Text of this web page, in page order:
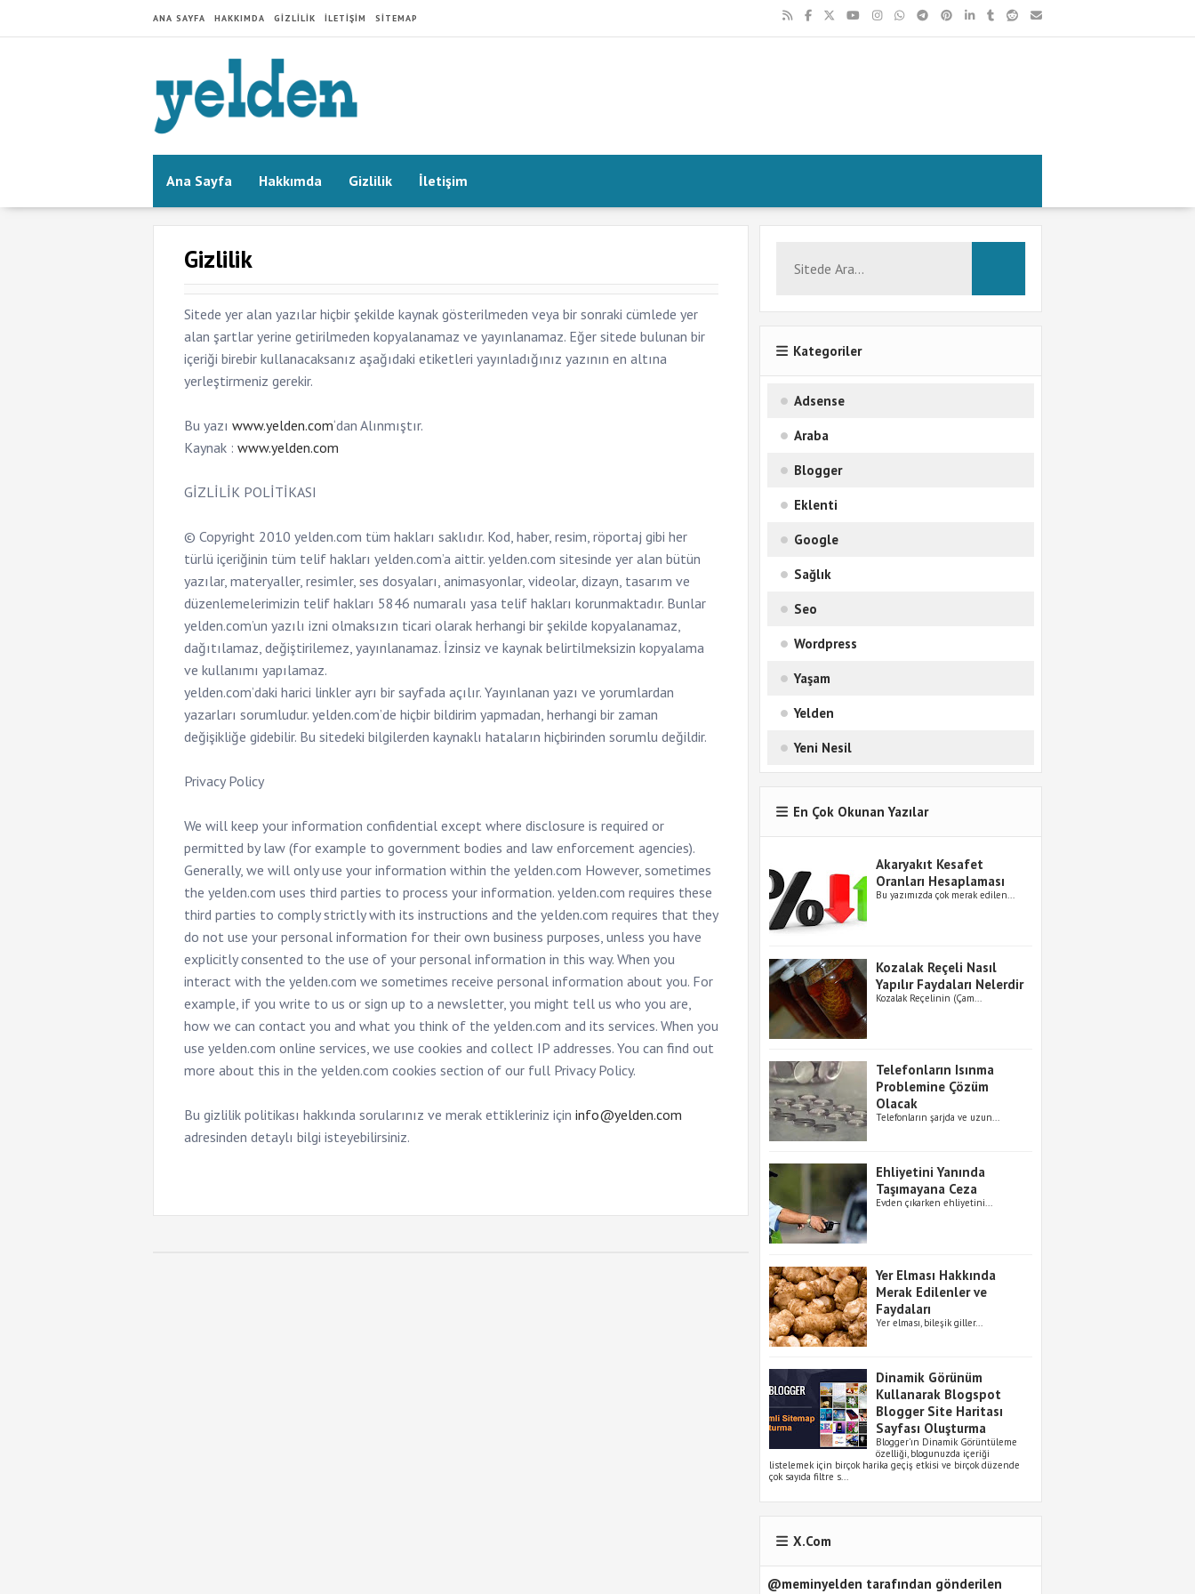
ANA SAYFA HAKKIMDA GIZLILIK İLETIŞIM SITEMAP
Ana Sayfa Hakkımda Gizlilik İletişim
Gizlilik
Sitede yer alan yazılar hiçbir şekilde kaynak gösterilmeden veya bir sonraki cümlede yer
alan şartlar yerine getirilmeden kopyalanamaz ve yayınlanamaz. Eğer sitede bulunan bir
içeriği birebir kullanacaksanız aşağıdaki etiketleri yayınladığınız yazının en altına
yerleştirmeniz gerekir.
Bu yazı www.yelden.com‘dan Alınmıştır.
Kaynak : www.yelden.com
GİZLİLİK POLİTİKASI
© Copyright 2010 yelden.com tüm hakları saklıdır. Kod, haber, resim, röportaj gibi her
türlü içeriğinin tüm telif hakları yelden.com’a aittir. yelden.com sitesinde yer alan bütün
yazılar, materyaller, resimler, ses dosyaları, animasyonlar, videolar, dizayn, tasarım ve
düzenlemelerimizin telif hakları 5846 numaralı yasa telif hakları korunmaktadır. Bunlar
yelden.com’un yazılı izni olmaksızın ticari olarak herhangi bir şekilde kopyalanamaz,
dağıtılamaz, değiştirilemez, yayınlanamaz. İzinsiz ve kaynak belirtilmeksizin kopyalama
ve kullanımı yapılamaz.
yelden.com’daki harici linkler ayrı bir sayfada açılır. Yayınlanan yazı ve yorumlardan
yazarları sorumludur. yelden.com’de hiçbir bildirim yapmadan, herhangi bir zaman
değişikliğe gidebilir. Bu sitedeki bilgilerden kaynaklı hataların hiçbirinden sorumlu değildir.
Privacy Policy
We will keep your information confidential except where disclosure is required or
permitted by law (for example to government bodies and law enforcement agencies).
Generally, we will only use your information within the yelden.com However, sometimes
the yelden.com uses third parties to process your information. yelden.com requires these
third parties to comply strictly with its instructions and the yelden.com requires that they
do not use your personal information for their own business purposes, unless you have
explicitly consented to the use of your personal information in this way. When you
interact with the yelden.com we sometimes receive personal information about you. For
example, if you write to us or sign up to a newsletter, you might tell us who you are,
how we can contact you and what you think of the yelden.com and its services. When you
use yelden.com online services, we use cookies and collect IP addresses. You can find out
more about this in the yelden.com cookies section of our full Privacy Policy.
Bu gizlilik politikası hakkında sorularınız ve merak ettikleriniz için info@yelden.com
adresinden detaylı bilgi isteyebilirsiniz.
Kategoriler
Adsense
Araba
Blogger
Eklenti
Google
Sağlık
Seo
Wordpress
Yaşam
Yelden
Yeni Nesil
En Çok Okunan Yazılar
Akaryakıt Kesafet
Oranları Hesaplaması
Bu yazımızda çok merak edilen...
Kozalak Reçeli Nasıl
Yapılır Faydaları Nelerdir
Kozalak Reçelinin (Çam...
Telefonların Isınma
Problemine Çözüm
Olacak
Telefonların şarjda ve uzun...
Ehliyetini Yanında
Taşımayana Ceza
Evden çıkarken ehliyetini...
Yer Elması Hakkında
Merak Edilenler ve
Faydaları
Yer elması, bileşik giller...
Dinamik Görünüm
Kullanarak Blogspot
Blogger Site Haritası
Sayfası Oluşturma
Blogger’ın Dinamik Görüntüleme
özelliği, blogunuzda içeriği
listelemek için birçok harika geçiş etkisi ve birçok düzende
çok sayıda filtre s...
X.com
@meminyelden tarafından gönderilen